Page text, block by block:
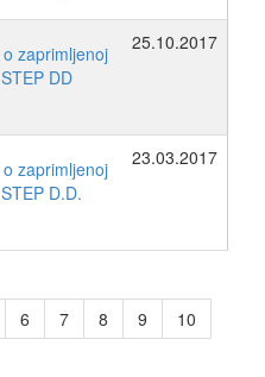
zaprimljenoj
DD
25.10.2017
zaprimljenoj
D.D.
23.03.2017
6 7 8 9
10